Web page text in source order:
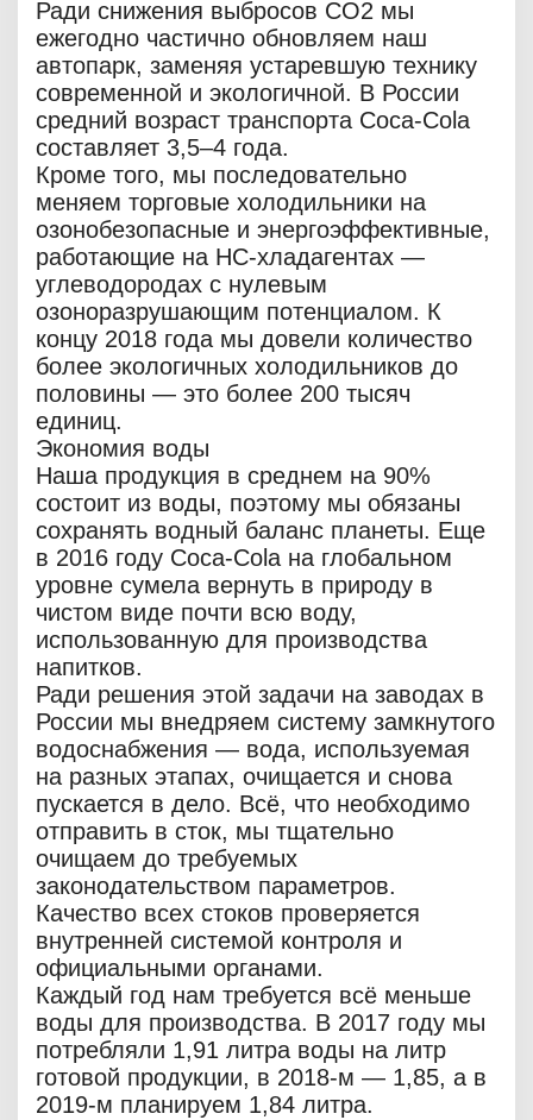
Ради снижения выбросов СO2 мы
ежегодно частично обновляем наш
автопарк, заменяя устаревшую технику
современной и экологичной. В России
средний возраст транспорта Coca‑Cola
составляет 3,5–4 года.
Кроме того, мы последовательно
меняем торговые холодильники на
озонобезопасные и энергоэффективные,
работающие на НС-хладагентах —
углеводородах с нулевым
озоноразрушающим потенциалом. К
концу 2018 года мы довели количество
более экологичных холодильников до
половины — это более 200 тысяч
единиц.
Экономия воды
Наша продукция в среднем на 90%
состоит из воды, поэтому мы обязаны
сохранять водный баланс планеты. Еще
в 2016 году Coca‑Cola на глобальном
уровне сумела вернуть в природу в
чистом виде почти всю воду,
использованную для производства
напитков.
Ради решения этой задачи на заводах в
России мы внедряем систему замкнутого
водоснабжения — вода, используемая
на разных этапах, очищается и снова
пускается в дело. Всё, что необходимо
отправить в сток, мы тщательно
очищаем до требуемых
законодательством параметров.
Качество всех стоков проверяется
внутренней системой контроля и
официальными органами.
Каждый год нам требуется всё меньше
воды для производства. В 2017 году мы
потребляли 1,91 литра воды на литр
готовой продукции, в 2018-м — 1,85, а в
2019-м планируем 1,84 литра.